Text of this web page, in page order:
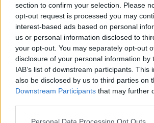
section to confirm your selection. Please
opt-out request is processed you may
interest-based ads based on personal
us or personal information disclosed to
your opt-out. You may separately opt-out
disclosure of your personal information by
IAB’s list of downstream participants. This
also be disclosed by us to third parties on
Downstream Participants that may further
Please note that this website/app uses
Elkészült a Liszt
közelében lévő
közműhálózatának
Látlelet a hazai
Egyetlen, fél